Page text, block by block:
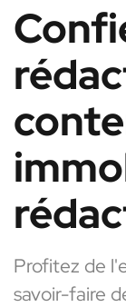
Profitez de
savoir-faire